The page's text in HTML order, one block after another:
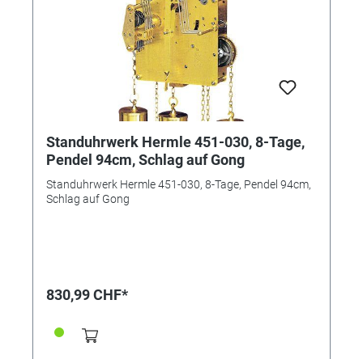
Standuhrwerk Hermle 451-030, 8-Tage,
Pendel 94cm, Schlag auf Gong
Standuhrwerk Hermle 451-030, 8-Tage, Pendel 94cm,
Schlag auf Gong
830,99 CHF*